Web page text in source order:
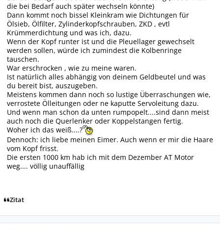
die bei Bedarf auch später wechseln könnte)
Dann kommt noch bissel Kleinkram wie Dichtungen für
Ölsieb, Ölfilter, Zylinderkopfschrauben, ZKD , evtl
Krümmerdichtung und was ich, dazu.
Wenn der Kopf runter ist und die Pleuellager gewechselt
werden sollen, würde ich zumindest die Kolbenringe
tauschen.
War erschrocken , wie zu meine waren.
Ist natürlich alles abhängig von deinem Geldbeutel und was
du bereit bist, auszugeben.
Meistens kommen dann noch so lustige Überraschungen wie,
verrostete Ölleitungen oder ne kaputte Servoleitung dazu.
Und wenn man schon da unten rumpopelt....sind dann meist
auch noch die Querlenker oder Koppelstangen fertig.
Woher ich das weiß....?
Dennoch: ich liebe meinen Eimer. Auch wenn er mir die Haare
vom Kopf frisst.
Die ersten 1000 km hab ich mit dem Dezember AT Motor
weg.... völlig unauffällig
Zitat